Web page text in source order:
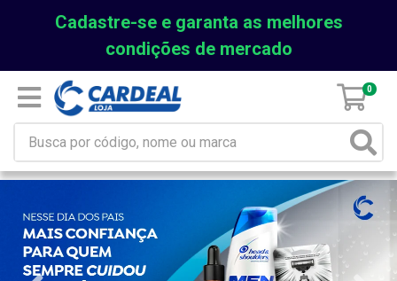
Cadastre-se e garanta as melhores
condições de mercado
0